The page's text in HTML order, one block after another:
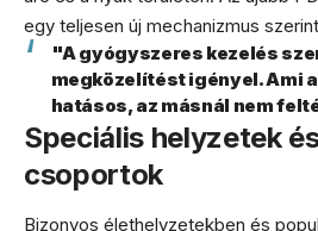
egy teljesen új mechanizmus
"A gyógyszeres kezelés
megközelítést igényel. Ami
hatásos, az másnál nem
Speciális helyzetek
csoportok
Bizonyos élethelyzetekben és